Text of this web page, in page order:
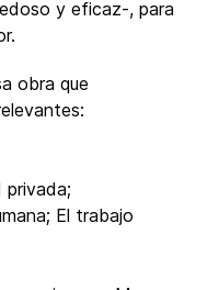
y eficaz-, para
obra que
privada;
El trabajo